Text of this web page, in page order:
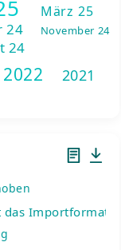
März 25
24
November 24
24
2022
2021
Importformat